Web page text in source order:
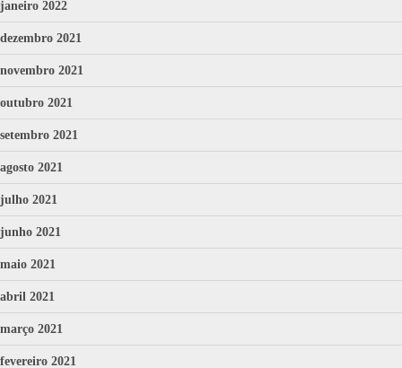
janeiro 2022
dezembro 2021
novembro 2021
outubro 2021
setembro 2021
agosto 2021
julho 2021
junho 2021
maio 2021
abril 2021
março 2021
fevereiro 2021